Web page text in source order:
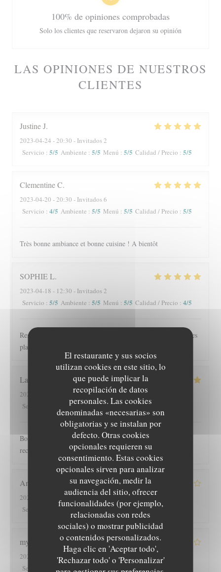
El restaurante y sus socios
utilizan cookies en este sitio, lo
que puede implicar la
recopilación de datos
personales. Las cookies
denominadas «necesarias» son
obligatorias y se instalan por
defecto. Otras cookies
opcionales requieren su
consentimiento. Estas cookies
opcionales sirven para analizar
su navegación, medir la
audiencia del sitio, ofrecer
funcionalidades (por ejemplo,
relacionadas con redes
sociales) o mostrar publicidad
o contenidos personalizados.
Haga clic en 'Aceptar todo',
'Rechazar todo' o 'Personalizar'
LAS OPINIONES DE NUESTROS
CLIENTES
JustineJ
2023-04-24 - 20:30 - Invitados 2
Servicio : 5/5 Ambiente : 5/5 Menú : 5/5 Calidad / Precio : 5/5
ClementineC
2023-04-20 - 20:30 - Invitados 6
Servicio : 4/5 Ambiente : 5/5 Menú : 5/5 Calidad / Precio : 5/5
Très bonne ambiance et bonne cuisine ! A bientôt
SOPHIEL
2023-04-18 - 12:30 - Invitados 2
Servicio : 5/5 Ambiente : 5/5 Menú : 5/5 Calidad / Precio : 4/5
Restaurant conviviable. Le personnel est très sympathique et les
plats excellents.
Laure
2023-04-19
- 20:15 - Invitados 3
Servicio
Ambiente:5/5 Menú: 5/5 Calidad / Precio
Bonne ambiance personnel sympathique repas super bon je
recommande
Anne-Gaëlle
2023-04-19
- 12:30 - Invitados 3
Servicio
Ambiente:4/5 Menú: 4/5 Calidad / Precio
myriam
2023-04-17
- 20:15 - Invitados 2
Servicio
Ambiente: Calidad / Precio
100% de opiniones comprobadas
Solo los clientes que reservaron dejaron su opinión